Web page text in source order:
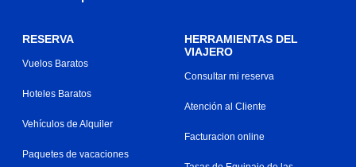
RESERVA
Vuelos Baratos
Hoteles Baratos
Vehículos de Alquiler
Paquetes de vacaciones
HERRAMIENTAS DEL
VIAJERO
Consultar mi reserva
Atención al Cliente
Facturacion online